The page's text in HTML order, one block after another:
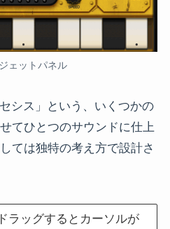
ェットパネル
シス」という、いくつかの
てひとつのサウンドに仕上
ては独特の考え方で設計さ
ラッグするとカーソルが